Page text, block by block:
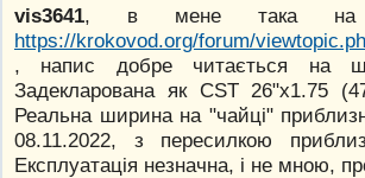
vis3641, в мене така на
https://krokovod.org/forum/
, напис добре читається на
Задекларована як CST 26"x1.75
Реальна ширина на "чайці"
08.11.2022, з пересилкою
Експлуатація незначна, і не мною,